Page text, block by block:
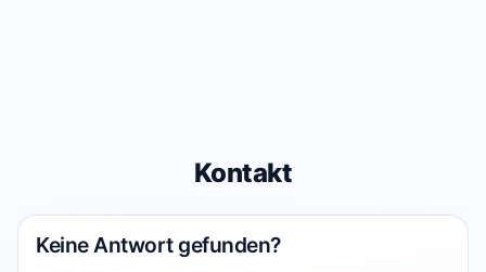
Kontakt
Keine Antwort gefunden?